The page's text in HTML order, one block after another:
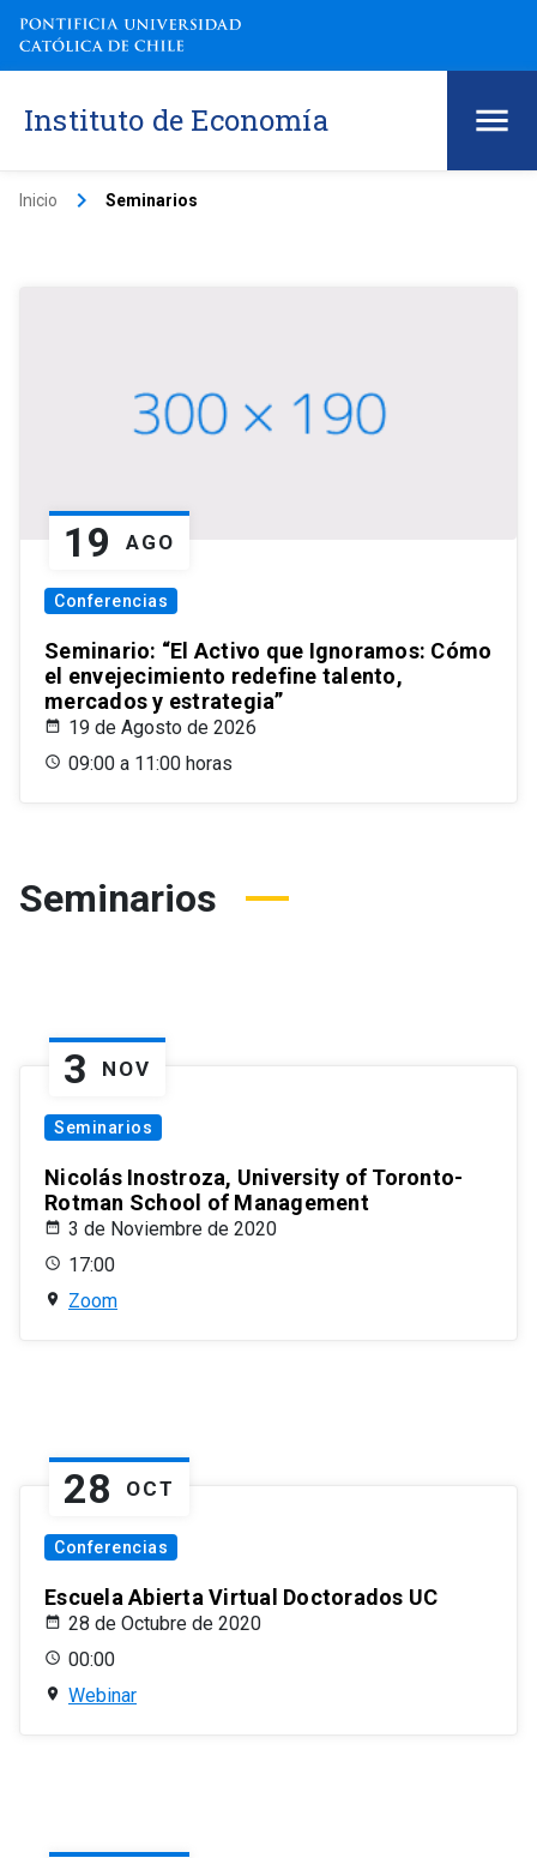
Instituto de Economía
Inicio keyboard_arrow_right Seminarios
19 AGO
Conferencias
Seminario: “El Activo que Ignoramos: Cómo
el envejecimiento redefine talento,
mercados y estrategia”
19 de Agosto de 2026
09:00 a 11:00 horas
Seminarios
3 NOV
Seminarios
Nicolás Inostroza, University of Toronto-
Rotman School of Management
3 de Noviembre de 2020
17:00
Zoom
28 OCT
Conferencias
Escuela Abierta Virtual Doctorados UC
28 de Octubre de 2020
00:00
Webinar